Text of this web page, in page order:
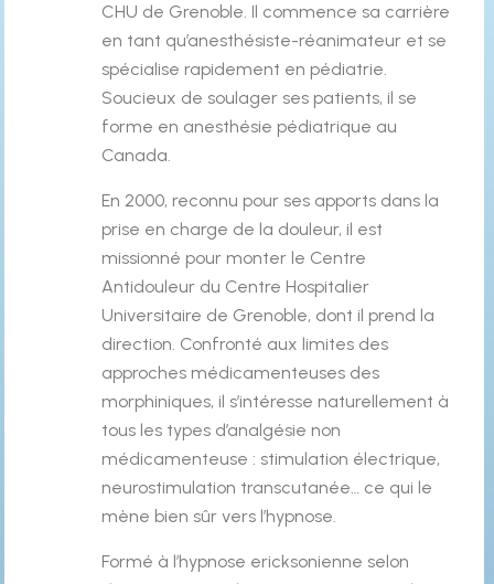
CHU de Grenoble. Il commence sa carrière
en tant qu’anesthésiste-réanimateur et se
spécialise rapidement en pédiatrie.
Soucieux de soulager ses patients, il se
forme en anesthésie pédiatrique au
Canada.
En 2000, reconnu pour ses apports dans la
prise en charge de la douleur, il est
missionné pour monter le Centre
Antidouleur du Centre Hospitalier
Universitaire de Grenoble, dont il prend la
direction. Confronté aux limites des
approches médicamenteuses des
morphiniques, il s’intéresse naturellement à
tous les types d’analgésie non
médicamenteuse : stimulation électrique,
neurostimulation transcutanée… ce qui le
mène bien sûr vers l’hypnose.
Formé à l’hypnose ericksonienne selon